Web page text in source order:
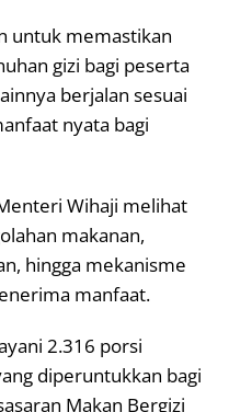
untuk memastikan
gizi bagi peserta
berjalan sesuai
nyata bagi
Wihaji melihat
makanan,
hingga mekanisme
manfaat.
2.316 porsi
diperuntukkan bagi
Makan Bergizi